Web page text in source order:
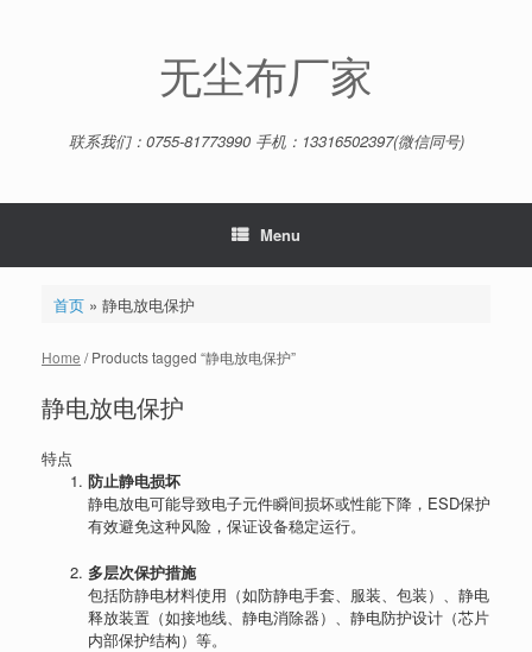
无尘布厂家
联系我们：0755-81773990 手机：13316502397(微信同号)
Menu
首页» 静电放电保护
Home / Products tagged “静电放电保护”
静电放电保护
特点
防止静电损坏
静电放电可能导致电子元件瞬间损坏或性能下降，ESD保护
有效避免这种风险，保证设备稳定运行。
多层次保护措施
包括防静电材料使用（如防静电手套、服装、包装）、静电
释放装置（如接地线、静电消除器）、静电防护设计（芯片
内部保护结构）等。